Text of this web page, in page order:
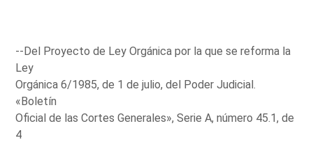
--Del Proyecto de Ley Orgánica por la que se reforma la
Ley
Orgánica 6/1985, de 1 de julio, del Poder Judicial.
«Boletín
Oficial de las Cortes Generales», Serie A, número 45.1, de
4